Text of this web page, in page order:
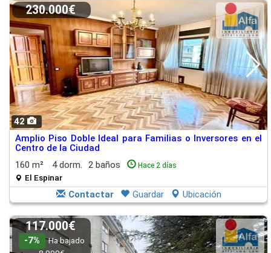
42
230.000€
Amplio Piso Doble Ideal para Familias o Inversores en el
Centro de la Ciudad
160 m²
4 dorm. 2 baños Hace 2 días
El Espinar
Contactar Guardar Ubicación
117.000€
-7%
Ha bajado